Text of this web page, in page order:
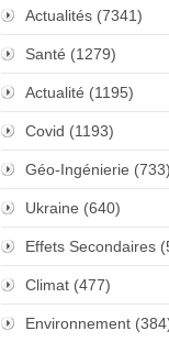
Actualités (7341)
Santé (1279)
Actualité (1195)
Covid (1193)
Géo-Ingénierie (733)
Ukraine (640)
Effets Secondaires
Climat (477)
Environnement